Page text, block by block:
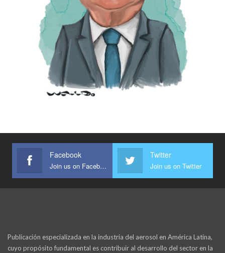
Facebook
Join us on Facebook
Twitter
Join us on Twitter
Publicación especializada en la industria del aerosol en América Latina,
cuyo propósito fundamental es contribuir al desarrollo del sector en la